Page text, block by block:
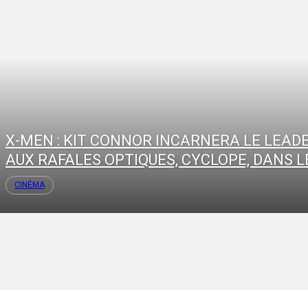
X-MEN : KIT CONNOR INCARNERA LE
AUX RAFALES OPTIQUES, CYCLOPE, DANS
CINÉMA